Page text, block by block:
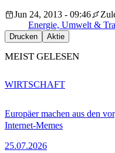
Jun 24, 2013 - 09:46
Energie, Umwelt &
Drucken Aktie
MEIST GELESEN
Europäer machen aus den
Internet-Memes
25.07.2026
WIRTSCHAFT